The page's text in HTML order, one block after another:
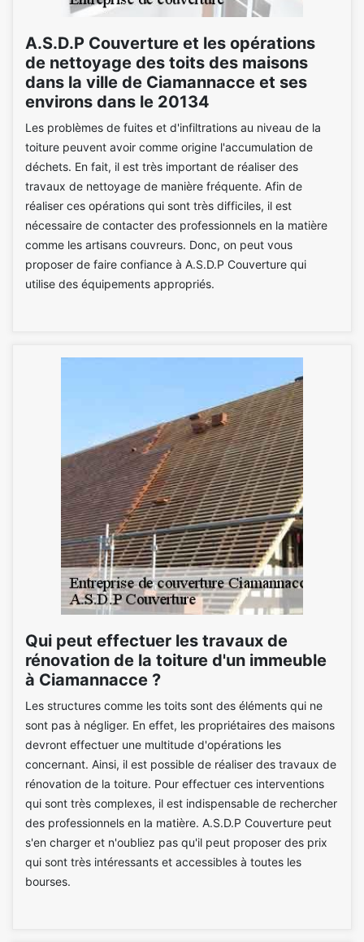
A.S.D.P Couverture et les opérations
de nettoyage des toits des maisons
dans la ville de Ciamannacce et ses
environs dans le 20134
Les problèmes de fuites et d'infiltrations au niveau de la
toiture peuvent avoir comme origine l'accumulation de
déchets. En fait, il est très important de réaliser des
travaux de nettoyage de manière fréquente. Afin de
réaliser ces opérations qui sont très difficiles, il est
nécessaire de contacter des professionnels en la matière
comme les artisans couvreurs. Donc, on peut vous
proposer de faire confiance à A.S.D.P Couverture qui
utilise des équipements appropriés.
Qui peut effectuer les travaux de
rénovation de la toiture d'un immeuble
à Ciamannacce ?
Les structures comme les toits sont des éléments qui ne
sont pas à négliger. En effet, les propriétaires des maisons
devront effectuer une multitude d'opérations les
concernant. Ainsi, il est possible de réaliser des travaux de
rénovation de la toiture. Pour effectuer ces interventions
qui sont très complexes, il est indispensable de rechercher
des professionnels en la matière. A.S.D.P Couverture peut
s'en charger et n'oubliez pas qu'il peut proposer des prix
qui sont très intéressants et accessibles à toutes les
bourses.